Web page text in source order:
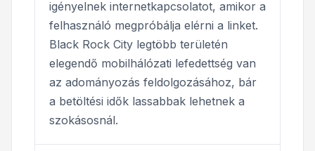
igényelnek internetkapcsolatot, amikor a
felhasználó megpróbálja elérni a linket.
Black Rock City legtöbb területén
elegendő mobilhálózati lefedettség van
az adományozás feldolgozásához, bár
a betöltési idők lassabbak lehetnek a
szokásosnál.